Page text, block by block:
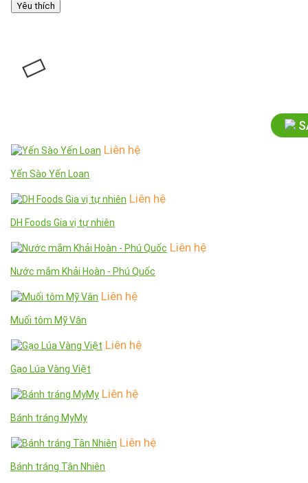
Yêu thích
Liên hệ
Yến Sào Yến Loan
Liên hệ
DH Foods Gia vị tự nhiên
Liên hệ
Nước mắm Khải Hoàn - Phú Quốc
Liên hệ
Muối tôm Mỹ Vân
Liên hệ
Gạo Lúa Vàng Việt
Liên hệ
Bánh tráng MyMy
Liên hệ
Bánh tráng Tân Nhiên